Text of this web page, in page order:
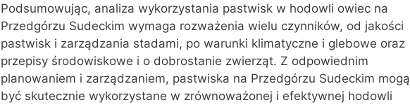
Podsumowując, analiza wykorzystania pastwisk w hodowli owiec na
Przedgórzu Sudeckim wymaga rozważenia wielu czynników, od jakości
pastwisk i zarządzania stadami, po warunki klimatyczne i glebowe oraz
przepisy środowiskowe i o dobrostanie zwierząt. Z odpowiednim
planowaniem i zarządzaniem, pastwiska na Przedgórzu Sudeckim mogą
być skutecznie wykorzystane w zrównoważonej i efektywnej hodowli